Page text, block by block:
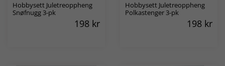
Hobbysett Juletreoppheng
Snøfnugg 3-pk
198 kr
Hobbysett Juletreoppheng
Polkastenger 3-pk
198 kr